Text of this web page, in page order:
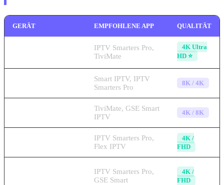
GERÄT EMPFOHLENE APP QUALITÄT
IPTV Smarters Pro,
TiviMate
4K Ultra
HD ⭐
Smart IPTV, IPTV
Smarters Pro
8K / 4K
TiviMate, GSE Smart
IPTV
4K / 8K
IPTV Smarters Pro,
Flex IPTV
4K /
FHD
IPTV Smarters Pro,
GSE Smart
4K /
FHD